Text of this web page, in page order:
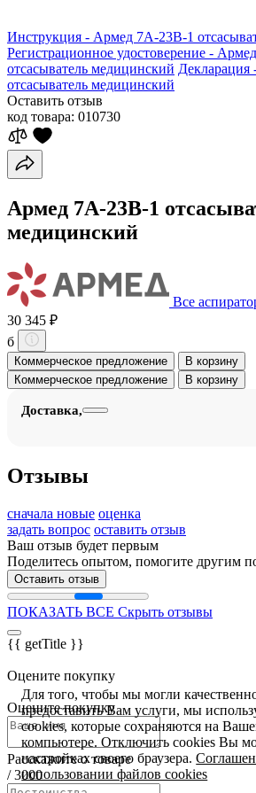
Инструкция - Армед 7A-23B-1
Регистрационное удостоверение -
отсасыватель медицинский
отсасыватель медицинский
Оставить отзыв
код товара: 010730
Армед 7A-23B-1
медицинский
Все
30 345 ₽
б
Коммерческое предложение
В корзину
Коммерческое предложение
В корзину
Доставка,
Отзывы
сначала новые оценка
задать вопрос оставить отзыв
Ваш отзыв будет первым
Поделитесь опытом, помогите другим
Оставить отзыв
ПОКАЗАТЬ ВСЕ Скрыть отзывы
{{ getTitle }}
Оцените покупку
Оцените покупку
Расскажите о товаре
/3000
Для того, чтобы мы могли
предоставить Вам услуги, мы
cookies, которые сохраняются на
компьютере. Отключить cookies Вы
настройках своего браузера.
использовании файлов cookies